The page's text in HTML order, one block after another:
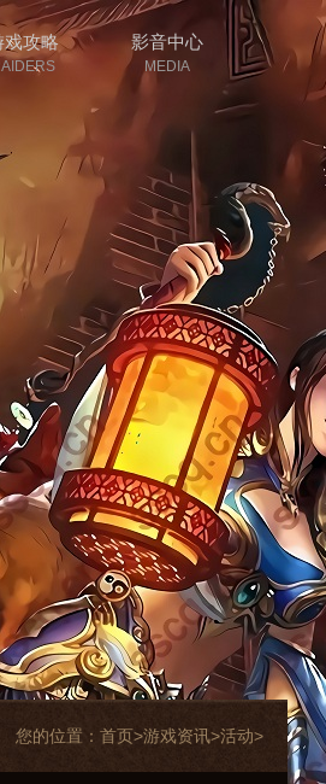
戏攻略 影音中心
MEDIA
您的位置： 首页>游戏资讯>活动>